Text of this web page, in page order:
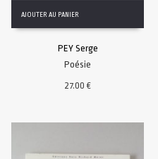
AJOUTER AU PANIER
PEY Serge
Poésie
27.00€